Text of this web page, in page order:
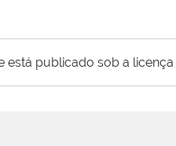
está publicado sob a licença